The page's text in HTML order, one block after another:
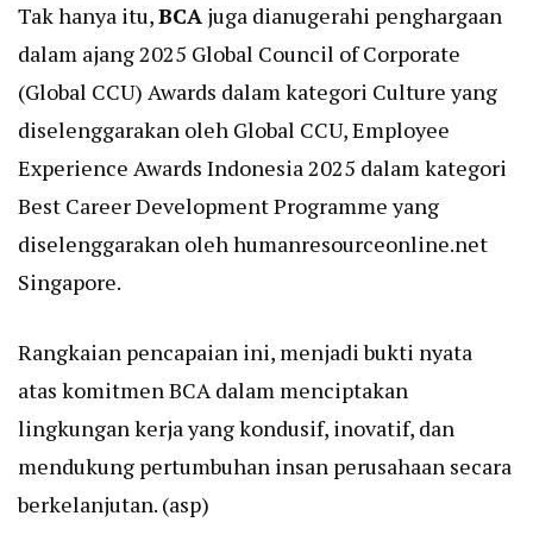
Tak hanya itu,BCA juga dianugerahi penghargaan
dalam ajang 2025 Global Council of Corporate
(Global CCU) Awards dalam kategori Culture yang
diselenggarakan oleh Global CCU, Employee
Experience Awards Indonesia 2025 dalam kategori
Best Career Development Programme yang
diselenggarakan oleh humanresourceonline.net
Singapore.
Rangkaian pencapaian ini, menjadi bukti nyata
atas komitmen BCA dalam menciptakan
lingkungan kerja yang kondusif, inovatif, dan
mendukung pertumbuhan insan perusahaan secara
berkelanjutan. (asp)